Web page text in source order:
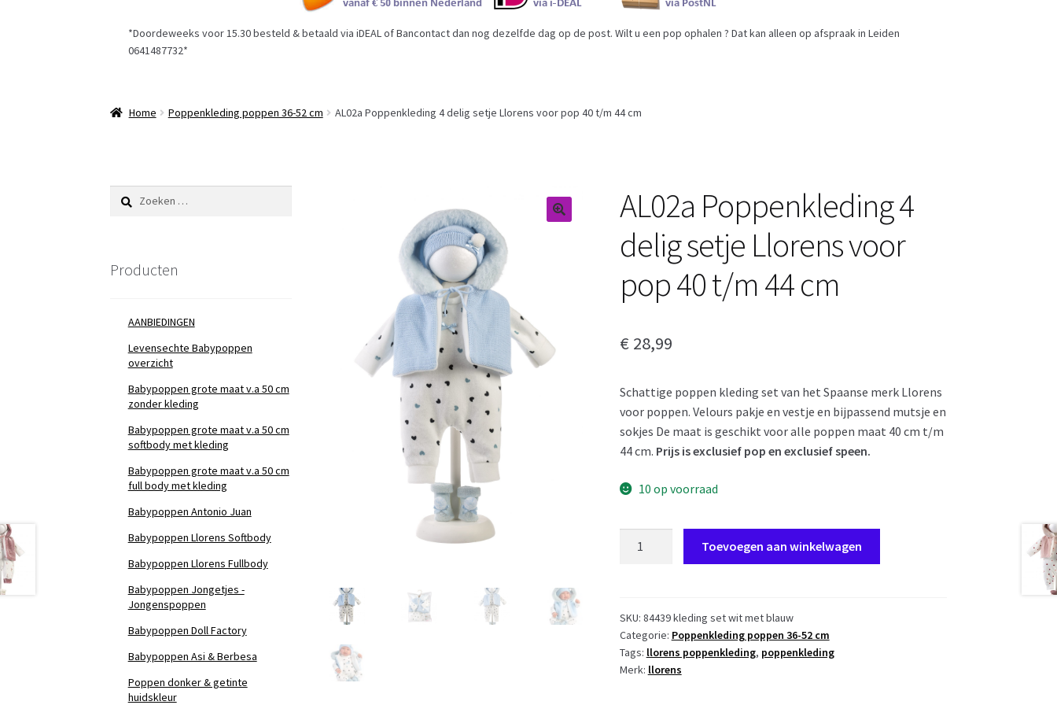
*Doordeweeks voor 15.30 besteld & betaald via iDEAL of Bancontact dan nog dezelfde dag op de post. Wilt u een pop ophalen ? Dat kan alleen op afspraak in Leiden
0641487732*
Home Poppenkleding poppen 36-52 cm AL02a Poppenkleding 4 delig setje Llorens voor pop 40 t/m 44 cm
AL02a Poppenkleding 4
delig setje Llorens voor
pop 40 t/m 44 cm
€ 28,99
Schattige poppen kleding set van het Spaanse merk Llorens
voor poppen. Velours pakje en vestje en bijpassend mutsje en
sokjes De maat is geschikt voor alle poppen maat 40 cm t/m
44 cm. Prijs is exclusief pop en exclusief speen.
10 op voorraad
setje
Llorens
voor
pop
Toevoegen aan winkelwagen
SKU: 84439 kleding set wit met blauw
Categorie: Poppenkleding poppen 36-52 cm
Tags: llorens poppenkleding, poppenkleding
Merk: llorens
Zoeken
naar:
Producten
AANBIEDINGEN
Levensechte Babypoppen
overzicht
Babypoppen grote maat v.a 50 cm
zonder kleding
Babypoppen grote maat v.a 50 cm
softbody met kleding
Babypoppen grote maat v.a 50 cm
full body met kleding
Babypoppen Antonio Juan
Babypoppen Llorens Softbody
Babypoppen Llorens Fullbody
Babypoppen Jongetjes -
Jongenspoppen
Babypoppen Doll Factory
Babypoppen Asi & Berbesa
Poppen donker & getinte
huidskleur